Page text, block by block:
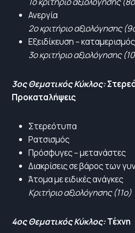
Ανεργία
2ο κριτήριο αξιολόγησης
Εξειδίκευση – καταμερισμός
3ο κριτήριο αξιολόγησης
3ος Θεματικός Κύκλος:
Προκαταλήψεις
Στερεότυπα
Ρατσισμός
Πρόσφυγες – μετανάστες
Διακρίσεις σε βάρος των
Άτομα με ειδικές ανάγκες
Κριτήριο αξιολόγησης (11ο)
4ος Θεματικός Κύκλος:Τέχνη